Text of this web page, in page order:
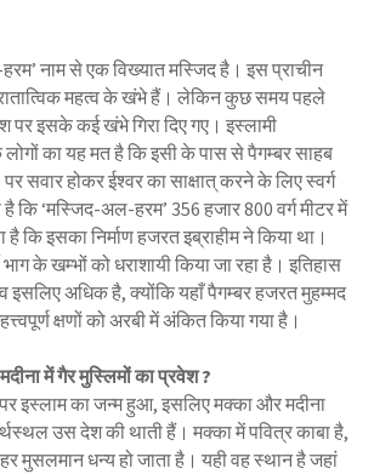
नाम से एक विख्यात मस्जिद है। इस प्राचीन
महत्व के खंभे हैं। लेकिन कुछ समय पहले
पर इसके कई खंभे गिरा दिए गए। इस्लामी
लोगों का यह मत है कि इसी के पास से पैगम्बर साहब
सवार होकर ईश्वर का साक्षात् करने के लिए स्वर्ग
कि ‘मस्जिद-अल-हरम’ 356 हजार 800 वर्ग मीटर में
कि इसका निर्माण हजरत इब्राहीम ने किया था।
के खम्भों को धराशायी किया जा रहा है। इतिहास
इसलिए अधिक है, क्योंकि यहाँ पैगम्बर हजरत मुहम्मद
क्षणों को अरबी में अंकित किया गया है।
में गैर मुस्लिमों का प्रवेश ?
इस्लाम का जन्म हुआ, इसलिए मक्का और मदीना
उस देश की थाती हैं। मक्का में पवित्र काबा है,
मुसलमान धन्य हो जाता है। यही वह स्थान है जहां